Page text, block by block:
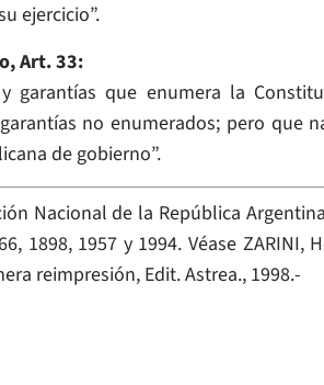
ejercicio”.
Art. 33:
garantías que enumera la
no enumerados; pero que
de gobierno”.
Nacional de la República
1898, 1957 y 1994. Véase ZARINI,
reimpresión, Edit. Astrea., 1998.-